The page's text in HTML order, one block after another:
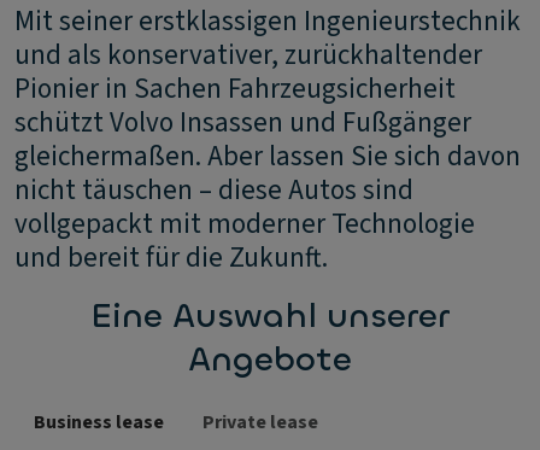
Mit seiner erstklassigen Ingenieurstechnik
und als konservativer, zurückhaltender
Pionier in Sachen Fahrzeugsicherheit
schützt Volvo Insassen und Fußgänger
gleichermaßen. Aber lassen Sie sich davon
nicht täuschen – diese Autos sind
vollgepackt mit moderner Technologie
und bereit für die Zukunft.
Eine Auswahl unserer
Angebote
Business lease Private lease